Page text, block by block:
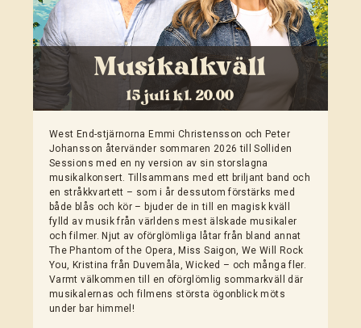
Musikalkväll
15 juli kl. 20.00
West End-stjärnorna Emmi Christensson och Peter
Johansson återvänder sommaren 2026 till Solliden
Sessions med en ny version av sin storslagna
musikalkonsert. Tillsammans med ett briljant band och
en stråkkvartett – som i år dessutom förstärks med
både blås och kör – bjuder de in till en magisk kväll
fylld av musik från världens mest älskade musikaler
och filmer. Njut av oförglömliga låtar från bland annat
The Phantom of the Opera, Miss Saigon, We Will Rock
You, Kristina från Duvemåla, Wicked – och många fler.
Varmt välkommen till en oförglömlig sommarkväll där
musikalernas och filmens största ögonblick möts
under bar himmel!